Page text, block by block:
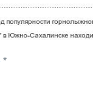
*